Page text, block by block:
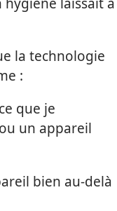
la technologie
:
que je
un appareil
bien au-delà